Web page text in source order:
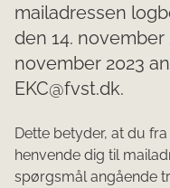
mailadressen
den 14. november
november 2023
EKC@fvst.dk.
Dette betyder, at du
henvende dig til
spørgsmål angående